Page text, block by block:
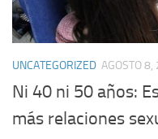
UNCATEGORIZED AGOSTO
Ni 40 ni 50 años:
más relaciones